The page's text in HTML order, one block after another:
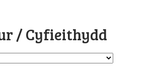
/ Cyfieithydd